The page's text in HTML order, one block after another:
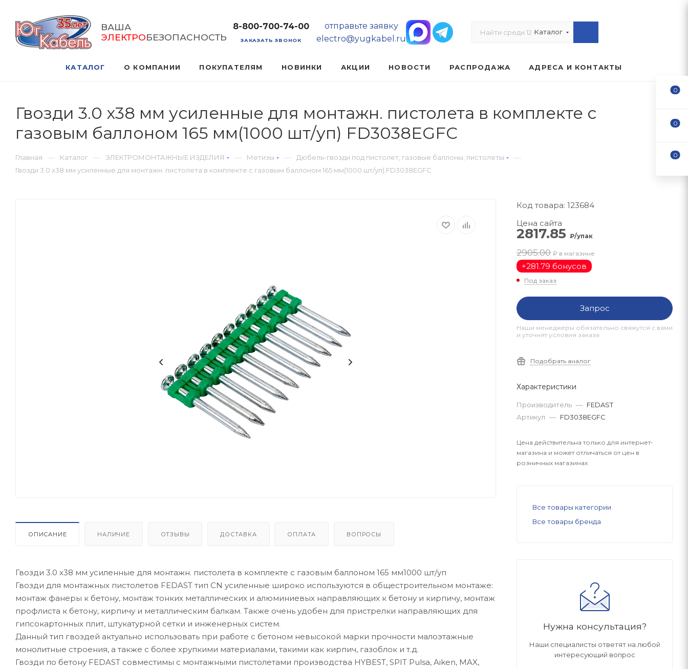
ВАША
ЭЛЕКТРОБЕЗОПАСНОСТЬ
8-800-700-74-00
ЗАКАЗАТЬ ЗВОНОК
отправьте заявку
electro@yugkabel.ru
Каталог
КАТАЛОГ О КОМПАНИИ ПОКУПАТЕЛЯМ НОВИНКИ АКЦИИ НОВОСТИ РАСПРОДАЖА АДРЕСА И КОНТАКТЫ
Гвозди 3.0 х38 мм усиленные для монтажн. пистолета в комплекте с
газовым баллоном 165 мм(1000 шт/уп) FD3038EGFC
Главная — Каталог — ЭЛЕКТРОМОНТАЖНЫЕ ИЗДЕЛИЯ — Метизы — Дюбель-гвозди под пистолет, газовые баллоны, пистолеты —
Гвозди 3.0 х38 мм усиленные для монтажн. пистолета в комплекте с газовым баллоном 165 мм(1000 шт/уп) FD3038EGFC
ОПИСАНИЕ НАЛИЧИЕ ОТЗЫВЫ ДОСТАВКА ОПЛАТА ВОПРОСЫ
Гвозди 3.0 х38 мм усиленные для монтажн. пистолета в комплекте с газовым баллоном 165 мм1000 шт/уп
Гвозди для монтажных пистолетов FEDAST тип CN усиленные широко используются в общестроительном монтаже:
монтаж фанеры к бетону, монтаж тонких металлических и алюминиевых направляющих к бетону и кирпичу, монтаж
профлиста к бетону, кирпичу и металлическим балкам. Также очень удобен для пристрелки направляющих для
гипсокартонных плит, штукатурной сетки и инженерных систем.
Данный тип гвоздей актуально использовать при работе с бетоном невысокой марки прочности малоэтажные
монолитные строения, а также с более хрупкими материалами, такими как кирпич, газоблок и т.д.
Гвозди по бетону FEDAST совместимы с монтажными пистолетами производства HYBEST, SPIT Pulsa, Aiken, MAX,
Код товара: 123684
Цена сайта
2817.85 ₽/упак
2905.00 ₽ в магазине
+281.79 бонусов
Под заказ
Запрос
Наши менеджеры обязательно свяжутся с вами
и уточнят условия заказа
Подобрать аналог
Характеристики
Производитель — FEDAST
Артикул — FD3038EGFC
Цена действительна только для интернет-
магазина и может отличаться от цен в
розничных магазинах
Все товары категории
Все товары бренда
Нужна консультация?
Наши специалисты ответят на любой
интересующий вопрос
0
0
0